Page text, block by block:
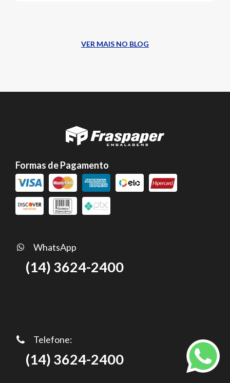
VER MAIS NO BLOG
Formas de Pagamento
WhatsApp
(14) 3624-2400
Telefone:
(14) 3624-2400